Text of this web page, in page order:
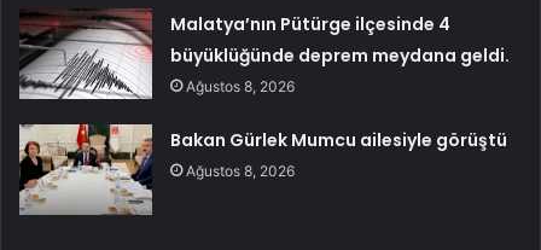
Malatya’nın Pütürge ilçesinde 4
büyüklüğünde deprem meydana geldi.
Ağustos 8, 2026
Bakan Gürlek Mumcu ailesiyle görüştü
Ağustos 8, 2026